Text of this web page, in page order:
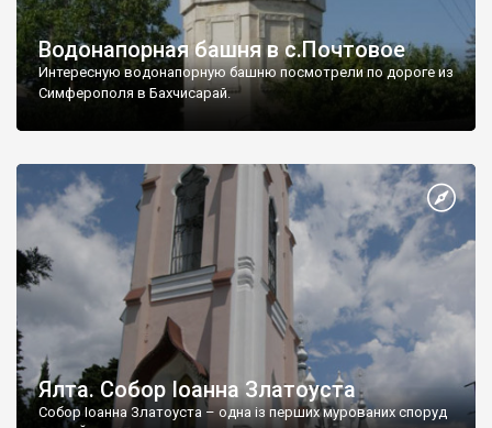
Водонапорная башня в с.Почтовое
Интересную водонапорную башню посмотрели по дороге из
Симферополя в Бахчисарай.
Ялта. Собор Іоанна Златоуста
Собор Іоанна Златоуста – одна із перших мурованих споруд